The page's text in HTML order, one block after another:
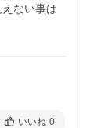
ない事は
いいね 0